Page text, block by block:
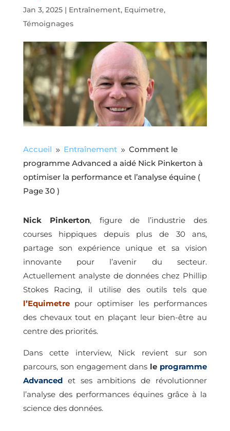
Jan 3, 2025| Entraînement, Equimetre,
Témoignages
Accueil 9 Entraînement 9 Comment le
programme Advanced a aidé Nick Pinkerton à
optimiser la performance et l’analyse équine(
Page 30 )
Nick Pinkerton, figure de l’industrie des
courses hippiques depuis plus de 30 ans,
partage son expérience unique et sa vision
innovante pour l’avenir du secteur.
Actuellement analyste de données chez Phillip
Stokes Racing, il utilise des outils tels que
l’Equimetrepour optimiser les performances
des chevaux tout en plaçant leur bien-être au
centre des priorités.
Dans cette interview, Nick revient sur son
parcours, son engagement dans le programme
Advancedet ses ambitions de révolutionner
l’analyse des performances équines grâce à la
science des données.